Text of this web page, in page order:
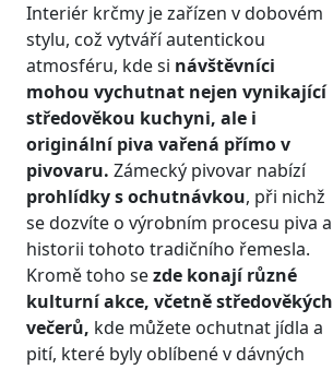
Interiér krčmy je zařízen v dobovém
stylu, což vytváří autentickou
atmosféru, kde si návštěvníci
mohou vychutnat nejen vynikající
středověkou kuchyni, ale i
originální piva vařená přímo v
pivovaru. Zámecký pivovar nabízí
prohlídky s ochutnávkou, při nichž
se dozvíte o výrobním procesu piva a
historii tohoto tradičního řemesla.
Kromě toho sezde konají různé
kulturní akce, včetně středověkých
večerů, kde můžete ochutnat jídla a
pití, které byly oblíbené v dávných